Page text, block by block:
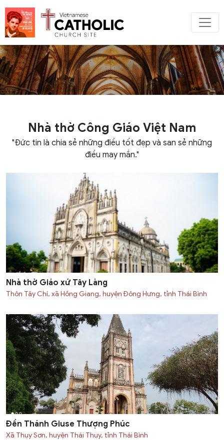
Nhà thờ Công Giáo Việt Nam
"Đức tin là chia sẻ những điều tốt đẹp và san sẻ những
điều may mắn."
Nhà thờ Giáo xứ Tây Làng
Thôn Tây Chí, xã Hồng Giang, huyện Đông Hưng, tỉnh Thái Bình
Đền Thánh Giuse Thượng Phúc
Xã Thụy Sơn, huyện Thái Thụy, tỉnh Thái Bình